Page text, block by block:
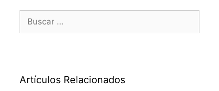
Buscar:
Artículos Relacionados